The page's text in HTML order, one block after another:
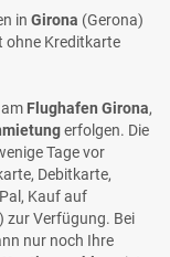
in Girona (Gerona)
ohne Kreditkarte
Flughafen Girona,
erfolgen. Die
Tage vor
Debitkarte,
Kauf auf
zur Verfügung. Bei
nur noch Ihre